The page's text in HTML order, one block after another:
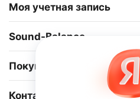
Наушники B&W Px8
Моя учетная запись
Sound-Balance
Покупательский сервис
Контакты